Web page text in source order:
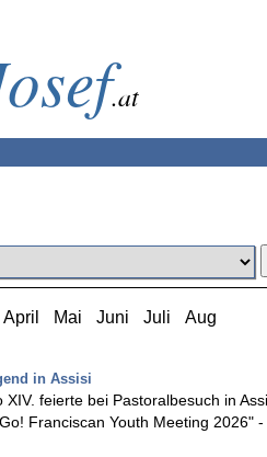
.at
April Mai Juni Juli Aug
in Assisi
feierte bei Pastoralbesuch in
Franciscan Youth Meeting 2026" -